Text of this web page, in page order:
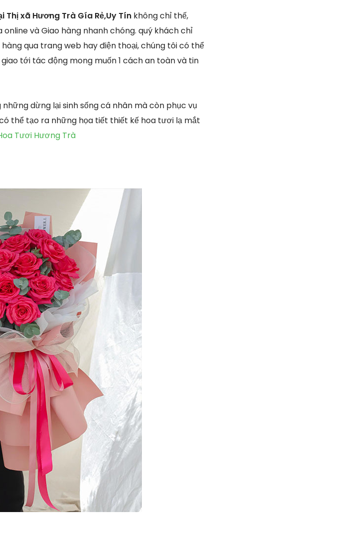
Thị xã Hương Trà Gía Rẻ,Uy Tín không chỉ thế,
và Giao hàng nhanh chóng. quý khách chỉ
qua trang web hay điện thoại, chúng tôi có thể
tới tác động mong muốn 1 cách an toàn và tin
dừng lại sinh sống cá nhân mà còn phục vụ
thể tạo ra những họa tiết thiết kế hoa tươi lạ mắt
Tươi Hương Trà